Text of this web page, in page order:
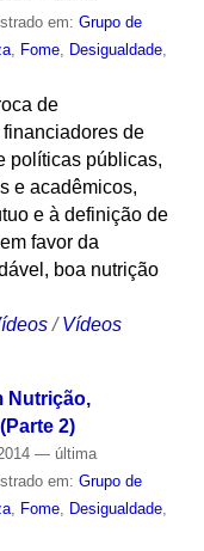
em: Grupo de
, Fome, Desigualdade,
de
de
políticas públicas,
e acadêmicos,
e à definição de
favor da
boa nutrição
/Vídeos
Nutrição,
2)
— última
em: Grupo de
, Fome, Desigualdade,